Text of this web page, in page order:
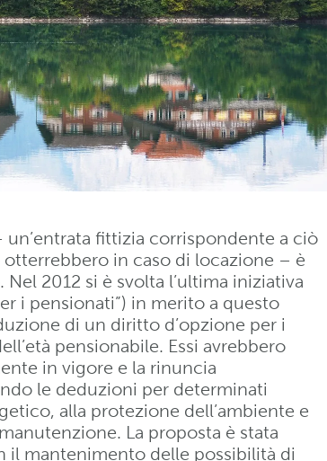
fittizia corrispondente a ciò
in caso di locazione – è
2012 si è svolta l’ultima iniziativa
i pensionati”) in merito a questo
di un diritto d’opzione per i
pensionabile. Essi avrebbero
in vigore e la rinuncia
le deduzioni per determinati
alla protezione dell’ambiente e
La proposta è stata
il mantenimento delle possibilità di